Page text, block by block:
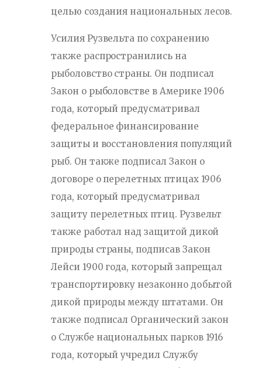
целью создания национальных лесов.
Усилия Рузвельта по сохранению
также распространились на
рыболовство страны. Он подписал
Закон о рыболовстве в Америке 1906
года, который предусматривал
федеральное финансирование
защиты и восстановления популяций
рыб. Он также подписал Закон о
договоре о перелетных птицах 1906
года, который предусматривал
защиту перелетных птиц. Рузвельт
также работал над защитой дикой
природы страны, подписав Закон
Лейси 1900 года, который запрещал
транспортировку незаконно добытой
дикой природы между штатами. Он
также подписал Органический закон
о Службе национальных парков 1916
года, который учредил Службу